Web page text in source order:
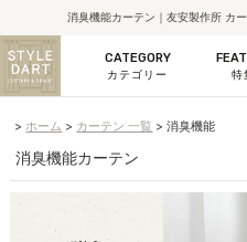
消臭機能カーテン｜友安製作所 カ
CATEGORY
カテゴリー 特
ホーム カーテン 一覧 消臭機能
消臭機能カーテン